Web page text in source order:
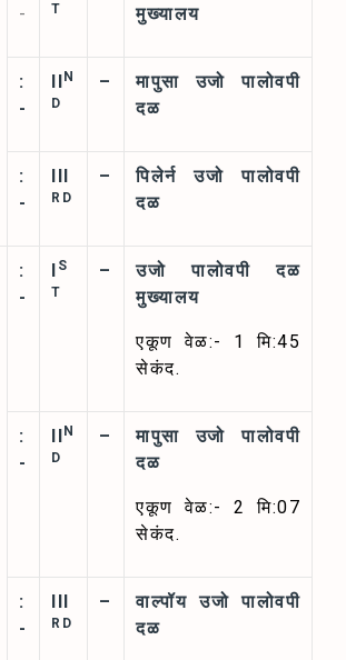
-
T
मुख्यालय
:
-
II N
D
–
मापुसा उजो पालोवपी
दळ
:
-
III
RD
–
पिलेर्न उजो पालोवपी
दळ
:
-
I S
T
–
उजो पालोवपी दळ
मुख्यालय
एकूण वेळ:- 1 मि:45
सेकंद.
:
-
II N
D
–
मापुसा उजो पालोवपी
दळ
एकूण वेळ:- 2 मि:07
सेकंद.
:
-
III
RD
–
वाल्पॉय उजो पालोवपी
दळ